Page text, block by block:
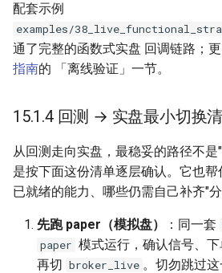
配套示例
examples/
通了完整的函数式实盘 回调链路；
指南的 「离线验证」一节。
15.1.4 回测 → 实盘最小切换
从回测走向实盘，最稳妥的路径不
是按下面这份清单逐层确认。它也帮
已就绪的能力、哪些仍需自己补齐"分
先跑 paper（模拟盘） ：同一套
paper 模式运行，确认信号、下
再切 broker_live 。切勿跳过这